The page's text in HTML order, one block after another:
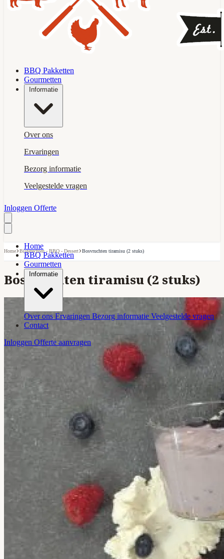
BBQ Pakketten
Gourmetten
Informatie
Over ons
Ervaringen
Bezorg informatie
Veelgestelde vragen
Inloggen Offerte
Home
BBQ Pakketten
Gourmetten
Informatie
Over ons Ervaringen Bezorg informatie Veelgestelde vragen
Contact
Inloggen Offerte aanvragen
Home›Bijgerechten - BBQ - Dessert›Bosvruchten tiramisu (2 stuks)
Bosvruchten tiramisu (2 stuks)